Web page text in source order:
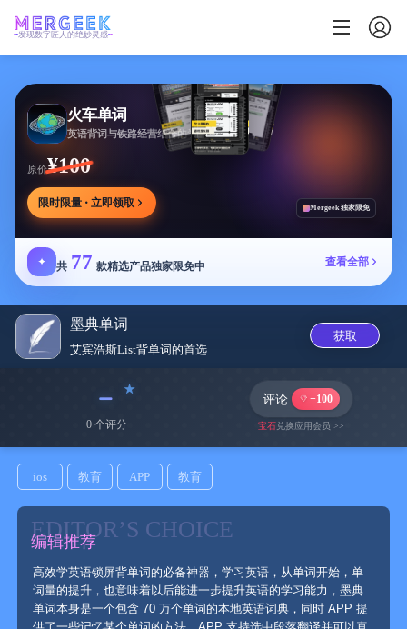
发现数字匠人的绝妙灵感
火车单词
英语背词与铁路经营结合的学习游戏，边玩边学
原价¥100
限时限量 · 立即领取 Mergeek 独家限免
✦ 共 77 款精选产品独家限免中 查看全部
墨典单词
艾宾浩斯List背单词的首选
获取
﹣
0 个评分
评论 +100
宝石兑换应用会员 >>
ios 教育 APP 教育
EDITOR’S CHOICE
编辑推荐
高效学英语锁屏背单词的必备神‪器，学习英语，从单词开始，单
词量的提升，也意味着以后能进一步提升英语的学习能力，墨典
单词本身是一个包含 70 万个单词的本地英语词典，同时 APP 提